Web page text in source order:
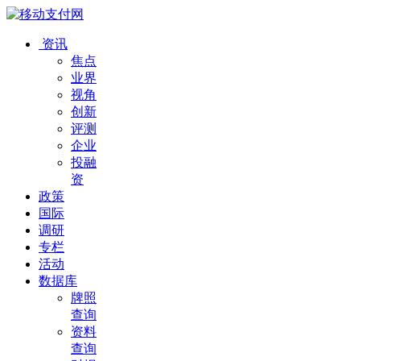
资讯
焦点
业界
视角
创新
评测
企业
投融
资
政策
国际
调研
专栏
活动
数据库
牌照
查询
资料
查询